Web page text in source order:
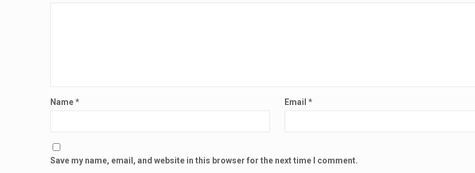
Name* Email *
Save my name, email, and website in this browser for the next time I comment.